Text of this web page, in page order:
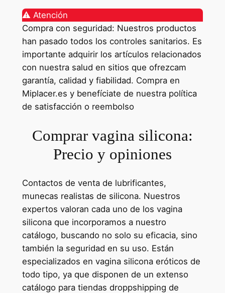
⚠️ Atención
Compra con seguridad: Nuestros productos
han pasado todos los controles sanitarios. Es
importante adquirir los artículos relacionados
con nuestra salud en sitios que ofrezcam
garantía, calidad y fiabilidad. Compra en
Miplacer.es y benefíciate de nuestra política
de satisfacción o reembolso
Comprar vagina silicona:
Precio y opiniones
Contactos de venta de lubrificantes,
munecas realistas de silicona. Nuestros
expertos valoran cada uno de los vagina
silicona que incorporamos a nuestro
catálogo, buscando no solo su eficacia, sino
también la seguridad en su uso. Están
especializados en vagina silicona eróticos de
todo tipo, ya que disponen de un extenso
catálogo para tiendas droppshipping de